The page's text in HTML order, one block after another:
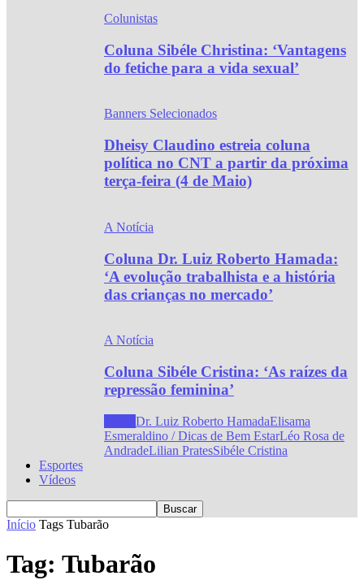
Colunistas
Coluna Sibéle Christina: ‘Vantagens
do fetiche para a vida sexual’
Banners Selecionados
Dheisy Claudino estreia coluna
política no CNT a partir da próxima
terça-feira (4 de Maio)
A Notícia
Coluna Dr. Luiz Roberto Hamada:
‘A evolução trabalhista e a história
das crianças no mercado’
A Notícia
Coluna Sibéle Cristina: ‘As raízes da
repressão feminina’
Dr. Luiz Roberto HamadaElisama
Esmeraldino / Dicas de Bem EstarLéo Rosa de
AndradeLilian PratesSibéle Cristina
Esportes
Vídeos
Início Tags Tubarão
Tag: Tubarão